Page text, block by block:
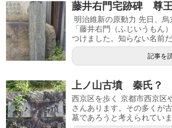
藤井右門宅跡碑 尊
明治維新の原動力 先日、烏
「藤井右門（ふじいうもん
つけました。知らない名前
記事を
上ノ山古墳 秦氏？
西京区を歩く 京都市西京区
さんあります。その多くが
墓であろうと考えられてい